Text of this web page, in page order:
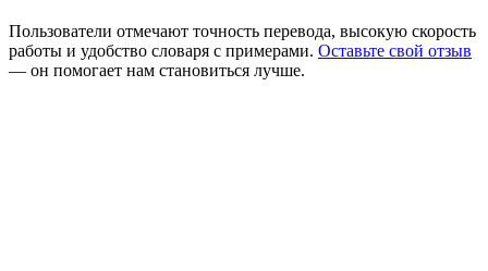
Пользователи отмечают точность перевода, высокую скорость
работы и удобство словаря с примерами. Оставьте свой отзыв
— он помогает нам становиться лучше.